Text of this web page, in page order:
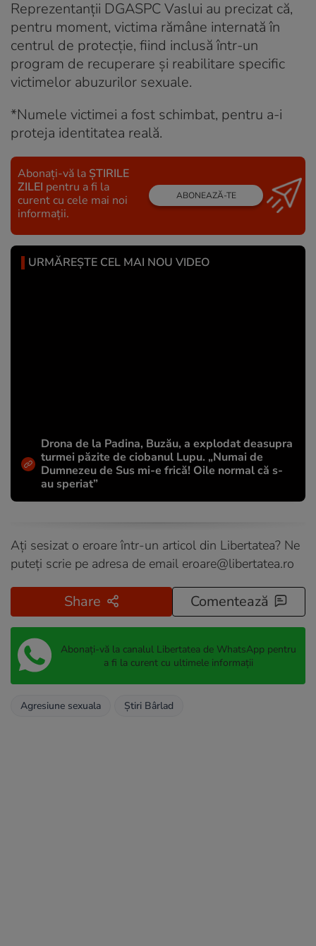
Reprezentanții DGASPC Vaslui au precizat că,
pentru moment, victima rămâne internată în
centrul de protecție, fiind inclusă într-un
program de recuperare și reabilitare specific
victimelor abuzurilor sexuale.
*Numele victimei a fost schimbat, pentru a-i
proteja identitatea reală.
Abonați-vă la ȘTIRILE
ZILEI pentru a fi la
curent cu cele mai noi
informații.
ABONEAZĂ-TE
URMĂREȘTE CEL MAI NOU VIDEO
Drona de la Padina, Buzău, a explodat deasupra
turmei păzite de ciobanul Lupu. „Numai de
Dumnezeu de Sus mi-e frică! Oile normal că s-
au speriat”
Ați sesizat o eroare într-un articol din Libertatea? Ne
puteți scrie pe adresa de email eroare@libertatea.ro
Share Comentează
Abonați-vă la canalul Libertatea de WhatsApp pentru
a fi la curent cu ultimele informații
Agresiune sexuala Ştiri Bârlad